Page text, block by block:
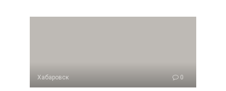
Хабаровск 0